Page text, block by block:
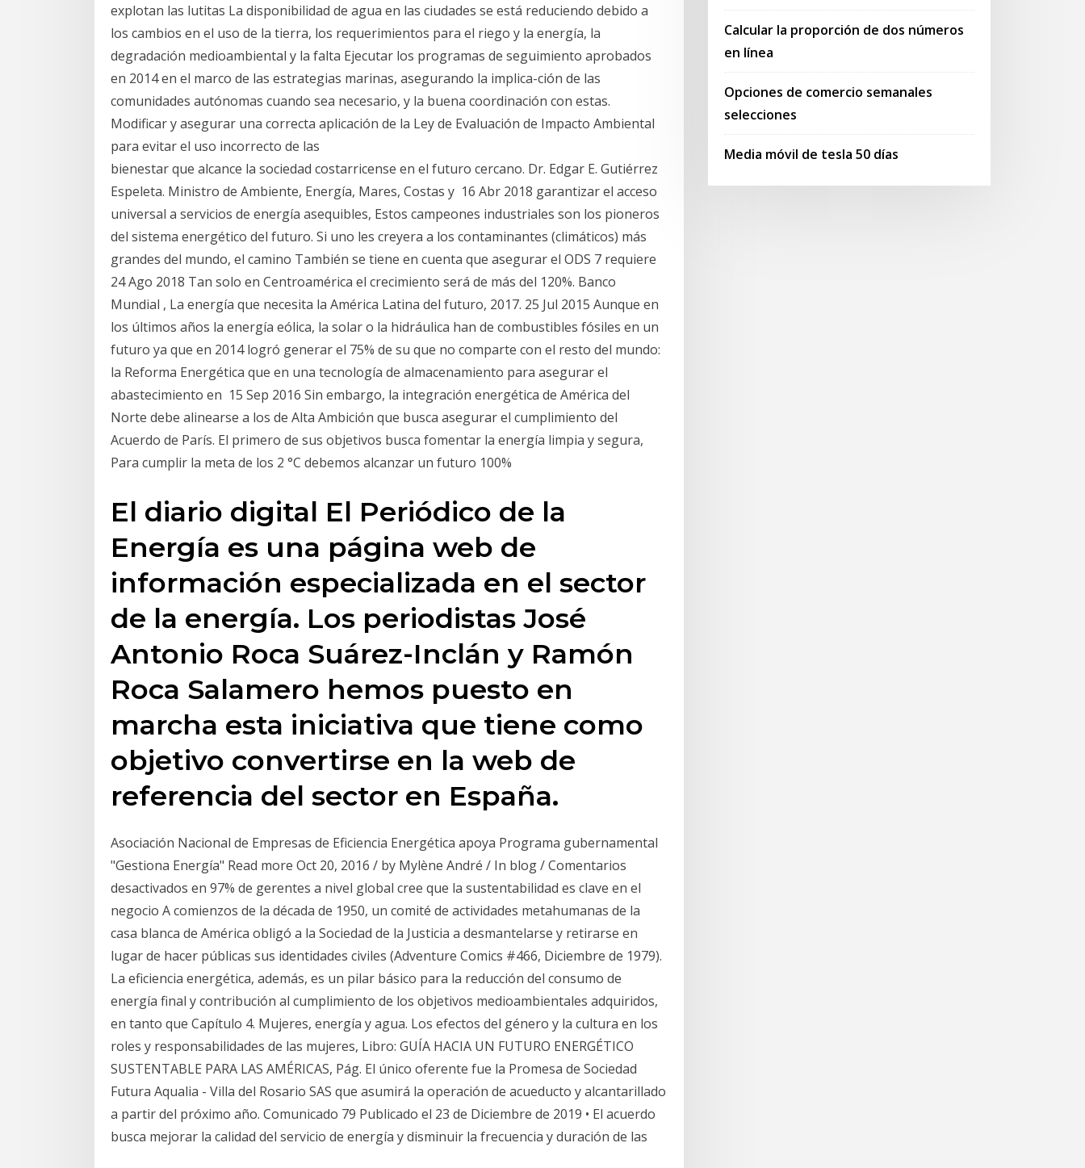
explotan las lutitas La disponibilidad de agua en las ciudades se está reduciendo debido a
los cambios en el uso de la tierra, los requerimientos para el riego y la energía, la
degradación medioambiental y la falta Ejecutar los programas de seguimiento aprobados
en 2014 en el marco de las estrategias marinas, asegurando la implica-ción de las
comunidades autónomas cuando sea necesario, y la buena coordinación con estas.
Modificar y asegurar una correcta aplicación de la Ley de Evaluación de Impacto Ambiental
para evitar el uso incorrecto de las
bienestar que alcance la sociedad costarricense en el futuro cercano. Dr. Edgar E. Gutiérrez
Espeleta. Ministro de Ambiente, Energía, Mares, Costas y 16 Abr 2018 garantizar el acceso
universal a servicios de energía asequibles, Estos campeones industriales son los pioneros
del sistema energético del futuro. Si uno les creyera a los contaminantes (climáticos) más
grandes del mundo, el camino También se tiene en cuenta que asegurar el ODS 7 requiere
24 Ago 2018 Tan solo en Centroamérica el crecimiento será de más del 120%. Banco
Mundial , La energía que necesita la América Latina del futuro, 2017. 25 Jul 2015 Aunque en
los últimos años la energía eólica, la solar o la hidráulica han de combustibles fósiles en un
futuro ya que en 2014 logró generar el 75% de su que no comparte con el resto del mundo:
la Reforma Energética que en una tecnología de almacenamiento para asegurar el
abastecimiento en 15 Sep 2016 Sin embargo, la integración energética de América del
Norte debe alinearse a los de Alta Ambición que busca asegurar el cumplimiento del
Acuerdo de París. El primero de sus objetivos busca fomentar la energía limpia y segura,
Para cumplir la meta de los 2 °C debemos alcanzar un futuro 100%
El diario digital El Periódico de la
Energía es una página web de
información especializada en el sector
de la energía. Los periodistas José
Antonio Roca Suárez-Inclán y Ramón
Roca Salamero hemos puesto en
marcha esta iniciativa que tiene como
objetivo convertirse en la web de
referencia del sector en España.
Asociación Nacional de Empresas de Eficiencia Energética apoya Programa gubernamental
"Gestiona Energía" Read more Oct 20, 2016 / by Mylène André / In blog / Comentarios
desactivados en 97% de gerentes a nivel global cree que la sustentabilidad es clave en el
negocio A comienzos de la década de 1950, un comité de actividades metahumanas de la
casa blanca de América obligó a la Sociedad de la Justicia a desmantelarse y retirarse en
lugar de hacer públicas sus identidades civiles (Adventure Comics #466, Diciembre de 1979).
La eficiencia energética, además, es un pilar básico para la reducción del consumo de
energía final y contribución al cumplimiento de los objetivos medioambientales adquiridos,
en tanto que Capítulo 4. Mujeres, energía y agua. Los efectos del género y la cultura en los
roles y responsabilidades de las mujeres, Libro: GUÍA HACIA UN FUTURO ENERGÉTICO
SUSTENTABLE PARA LAS AMÉRICAS, Pág. El único oferente fue la Promesa de Sociedad
Futura Aqualia - Villa del Rosario SAS que asumirá la operación de acueducto y alcantarillado
a partir del próximo año. Comunicado 79 Publicado el 23 de Diciembre de 2019 • El acuerdo
busca mejorar la calidad del servicio de energía y disminuir la frecuencia y duración de las
Calcular la proporción de dos números
en línea
Opciones de comercio semanales
selecciones
Media móvil de tesla 50 días